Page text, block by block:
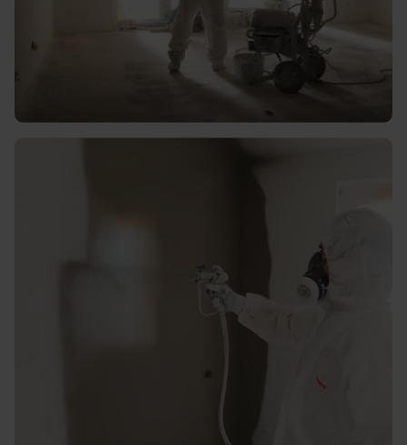
Hoogwaardig en duurzaam